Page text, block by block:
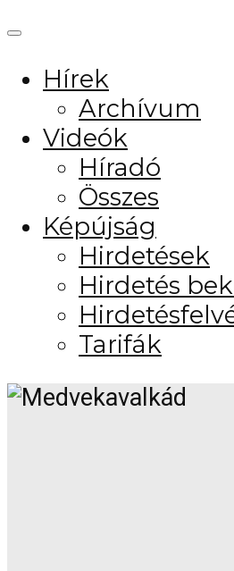
Hírek
Archívum
Videók
Híradó
Összes
Képújság
Hirdetések
Hirdetés
Tarifák